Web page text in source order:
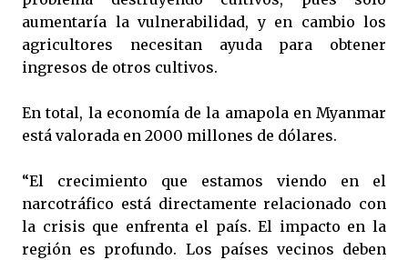
aumentaría la vulnerabilidad, y en cambio los
agricultores necesitan ayuda para obtener
ingresos de otros cultivos.
En total, la economía de la amapola en Myanmar
está valorada en 2000 millones de dólares.
“El crecimiento que estamos viendo en el
narcotráfico está directamente relacionado con
la crisis que enfrenta el país. El impacto en la
región es profundo. Los países vecinos deben